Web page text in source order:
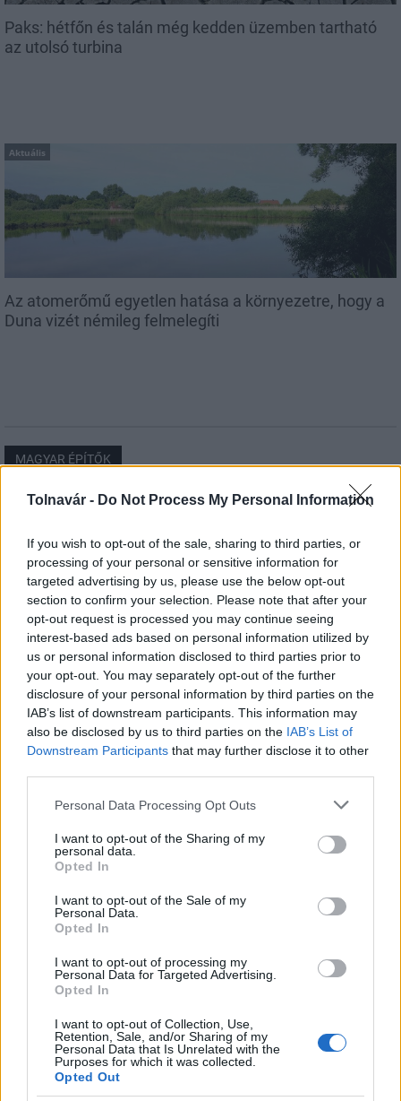
Tolnavár - Do Not Process My Personal Information
If you wish to opt-out of the sale, sharing to third parties, or
processing of your personal or sensitive information for
targeted advertising by us, please use the below opt-out
section to confirm your selection. Please note that after your
opt-out request is processed you may continue seeing
interest-based ads based on personal information utilized by
us or personal information disclosed to third parties prior to
your opt-out. You may separately opt-out of the further
disclosure of your personal information by third parties on the
IAB’s list of downstream participants. This information may
also be disclosed by us to third parties on the IAB’s List of
Downstream Participants that may further disclose it to other
Please note that this website/app uses one or more Google
not limited to your visit or usage behaviour. You may click to
grant or deny consent to Google and its third-party tags to
use your data for below specified purposes in below Google
consent section.
Personal Data Processing Opt Outs
I want to opt-out of the Sharing of my
personal data.
Opted In
I want to opt-out of the Sale of my
Personal Data.
Opted In
I want to opt-out of processing my
Personal Data for Targeted Advertising.
Opted In
I want to opt-out of Collection, Use,
Retention, Sale, and/or Sharing of my
Personal Data that Is Unrelated with the
Purposes for which it was collected.
Opted Out
Paks: hétfőn és talán még kedden üzemben tartható
az utolsó turbina
Aktuális
Az atomerőmű egyetlen hatása a környezetre, hogy a
Duna vizét némileg felmelegíti
MAGYAR ÉPÍTŐK
Útépítés
KM Építő Kft. Főmterv Mérnöki Tervező Zrt.
Látványos építési szakasz indult be a Flórián téri
ennek ellenére folyamatosan halad az aszfaltozás.
mérföldköve a felülvizsgálat
árnyékában?
Elkészült a Liszt Ferenc repülőtér
Egyetlen, fél évszázados vezetéken